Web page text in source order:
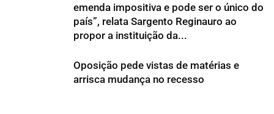
emenda impositiva e pode ser o único do
país”, relata Sargento Reginauro ao
propor a instituição da...
Oposição pede vistas de matérias e
arrisca mudança no recesso